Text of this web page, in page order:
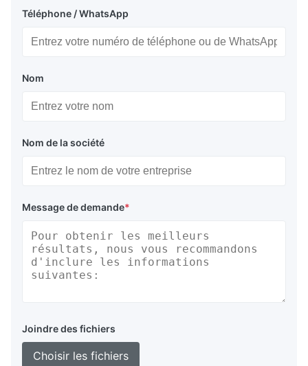
Téléphone / WhatsApp
Nom
Nom de la société
Message de demande*
Joindre des fichiers
Choisir les fichiers